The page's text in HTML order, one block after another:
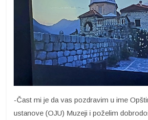
-Čast mi je da vas pozdravim u ime
ustanove (OJU) Muzeji i poželim